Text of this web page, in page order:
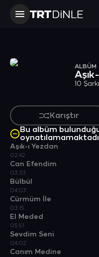
ALBÜM
10 Şarkı
Karıştır
Bu albüm
Aşık-ı Yezdan
02:42
Can Efendim
03:33
Bülbül
04:03
Cürmüm İle
03:15
El Meded
05:51
Sevdim Seni
04:02
Canım Medine